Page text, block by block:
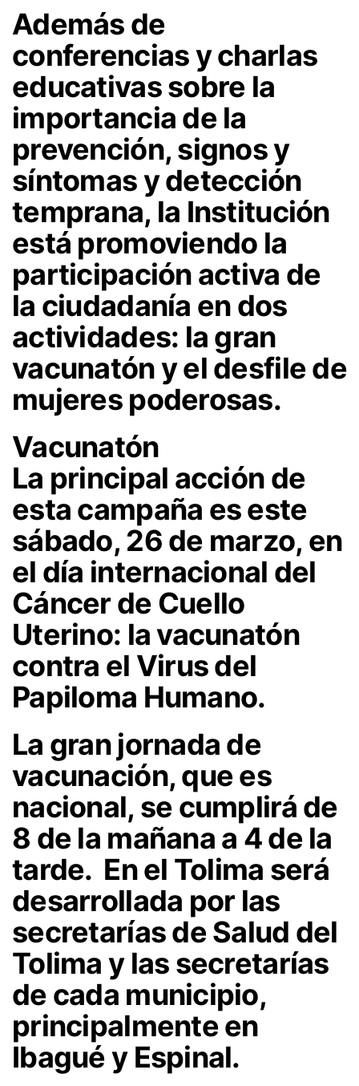
Además de
conferencias y charlas
educativas sobre la
importancia de la
prevención, signos y
síntomas y detección
temprana, la Institución
está promoviendo la
participación activa de
la ciudadanía en dos
actividades: la gran
vacunatón y el desfile de
mujeres poderosas.
Vacunatón
La principal acción de
esta campaña es este
sábado, 26 de marzo, en
el día internacional del
Cáncer de Cuello
Uterino: la vacunatón
contra el Virus del
Papiloma Humano.
La gran jornada de
vacunación, que es
nacional, se cumplirá de
8 de la mañana a 4 de la
tarde. En el Tolima será
desarrollada por las
secretarías de Salud del
Tolima y las secretarías
de cada municipio,
principalmente en
Ibagué y Espinal.